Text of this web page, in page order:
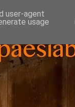
user-agent
usage